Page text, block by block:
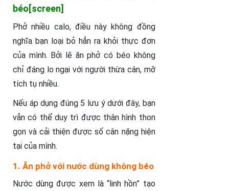
béo[screen]
Phở nhiều calo, điều này không đồng
nghĩa bạn loại bỏ hẳn ra khỏi thực đơn
của mình. Bởi lẽ ăn phở có béo không
chỉ đáng lo ngại với người thừa cân, mỡ
tích tụ nhiều.
Nếu áp dụng đúng 5 lưu ý dưới đây, bạn
vẫn có thể duy trì được thân hình thon
gọn và cải thiện được số cân nặng hiện
tại của mình.
1. Ăn phở với nước dùng không béo
Nước dùng được xem là “linh hồn” tạo